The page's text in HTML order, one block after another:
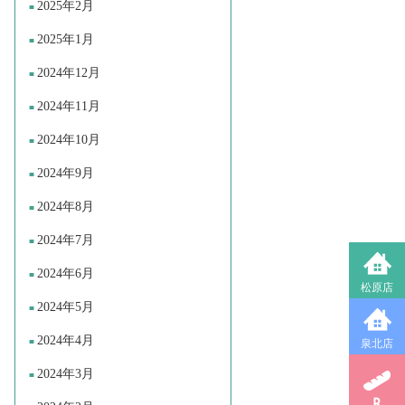
松原店
泉北店
2025年2月
2025年1月
2024年12月
2024年11月
2024年10月
2024年9月
2024年8月
2024年7月
2024年6月
2024年5月
2024年4月
2024年3月